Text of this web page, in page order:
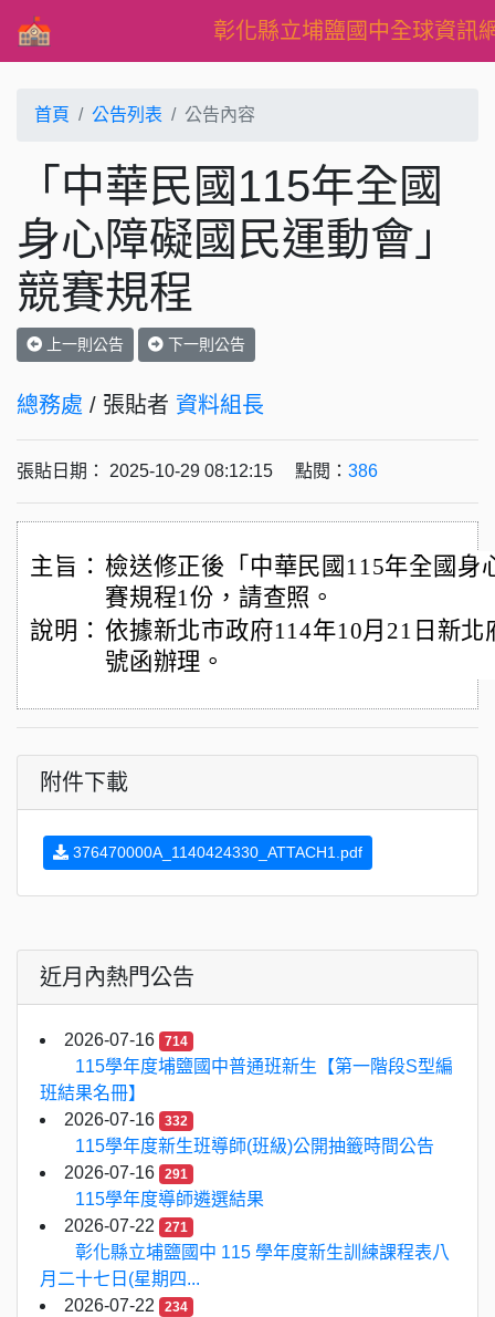
彰化縣立埔鹽國中全球資訊
首頁 公告列表 公告內容
「中華民國115年全國
身心障礙國民運動會」
競賽規程
上一則公告 下一則公告
總務處 / 張貼者 資料組長
張貼日期： 2025-10-29 08:12:15 點閱： 386
主旨： 檢送修正後「中華民國115年全國身
賽規程1份，請查照。
說明： 依據新北市政府114年10月21日新北
號函辦理。
附件下載
376470000A_1140424330_ATTACH1.pdf
近月內熱門公告
2026-07-16 714
115學年度埔鹽國中普通班新生【第一階段S型編
班結果名冊】
2026-07-16
332
115學年度新生班導師(班級)公開抽籤時間公告
2026-07-16
291
115學年度導師遴選結果
2026-07-22
271
彰化縣立埔鹽國中 115 學年度新生訓練課程表八
月二十七日(星期四...
2026-07-22
234